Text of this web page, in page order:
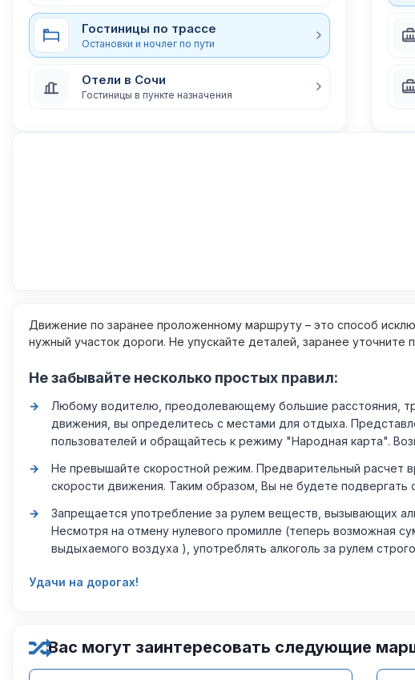
Гостиницы по трассе
Остановки и ночлег по пути
Отели в Сочи
Гостиницы в пункте назначения
Движение по заранее проложенному маршруту – это способ
нужный участок дороги. Не упускайте деталей, заранее
Не забывайте несколько простых правил:
Любому водителю, преодолевающему большие расстояния,
движения, вы определитесь с местами для отдыха.
пользователей и обращайтесь к режиму "Народная карта".
Не превышайте скоростной режим. Предварительный расчет
скорости движения. Таким образом, Вы не будете
Запрещается употребление за рулем веществ, вызывающих
Несмотря на отмену нулевого промилле (теперь возможная
выдыхаемого воздуха ), употреблять алкоголь за рулем
Удачи на дорогах!
Вас могут заинтересовать следующие